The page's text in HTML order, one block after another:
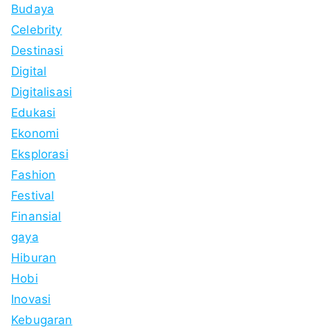
Budaya
Celebrity
Destinasi
Digital
Digitalisasi
Edukasi
Ekonomi
Eksplorasi
Fashion
Festival
Finansial
gaya
Hiburan
Hobi
Inovasi
Kebugaran